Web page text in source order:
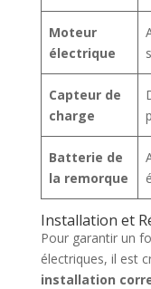
Moteur
électrique
Capteur de
charge
Batterie de
la remorque
Installation et
Pour garantir un
électriques, il est
installation